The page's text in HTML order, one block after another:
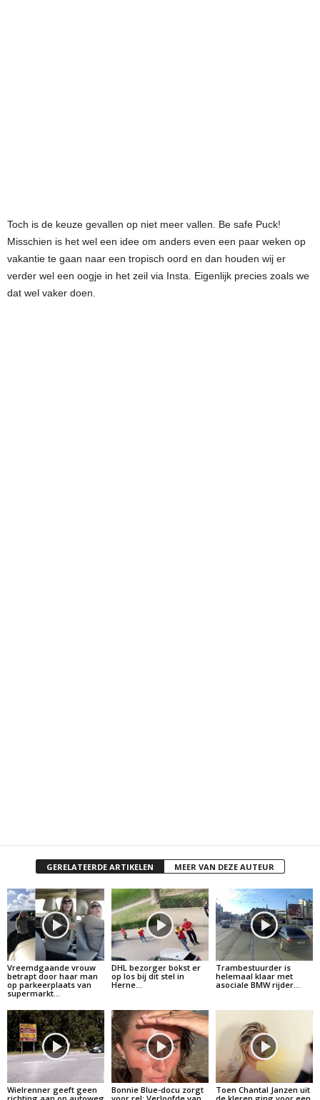
Toch is de keuze gevallen op niet meer vallen. Be safe Puck!
Misschien is het wel een idee om anders even een paar weken op
vakantie te gaan naar een tropisch oord en dan houden wij er
verder wel een oogje in het zeil via Insta. Eigenlijk precies zoals we
dat wel vaker doen.
GERELATEERDE ARTIKELEN MEER VAN DEZE AUTEUR
Vreemdgaande vrouw
betrapt door haar man
op parkeerplaats van
supermarkt…
DHL bezorger bokst er
op los bij dit stel in
Herne…
Trambestuurder is
helemaal klaar met
asociale BMW rijder…
Wielrenner geeft geen
Bonnie Blue-docu zorgt
Toen Chantal Janzen uit